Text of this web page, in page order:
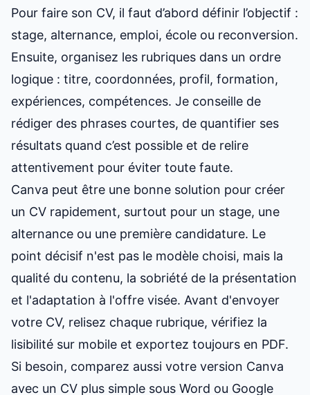
Pour faire son CV, il faut d’abord définir l’objectif :
stage, alternance, emploi, école ou reconversion.
Ensuite, organisez les rubriques dans un ordre
logique : titre, coordonnées, profil, formation,
expériences, compétences. Je conseille de
rédiger des phrases courtes, de quantifier ses
résultats quand c’est possible et de relire
attentivement pour éviter toute faute.
Canva peut être une bonne solution pour créer
un CV rapidement, surtout pour un stage, une
alternance ou une première candidature. Le
point décisif n'est pas le modèle choisi, mais la
qualité du contenu, la sobriété de la présentation
et l'adaptation à l'offre visée. Avant d'envoyer
votre CV, relisez chaque rubrique, vérifiez la
lisibilité sur mobile et exportez toujours en PDF.
Si besoin, comparez aussi votre version Canva
avec un CV plus simple sous Word ou Google